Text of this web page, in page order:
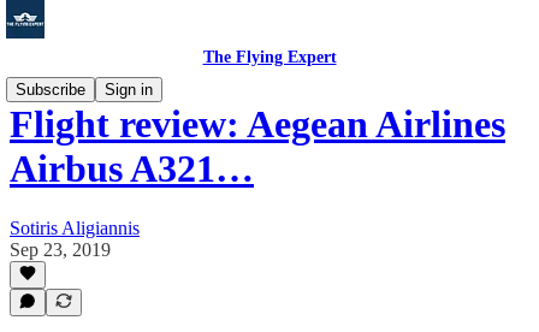
The Flying Expert
Subscribe
Sign in
Flight review: Aegean Airlines
Airbus A321…
Sotiris Aligiannis
Sep 23, 2019